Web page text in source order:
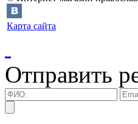
Карта сайта
Отправить